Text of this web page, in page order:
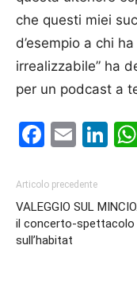
che questi miei
d’esempio a chi
irrealizzabile” ha
per un podcast a
Articolo precedente
VALEGGIO SUL
il concerto-spettacolo
sull’habitat